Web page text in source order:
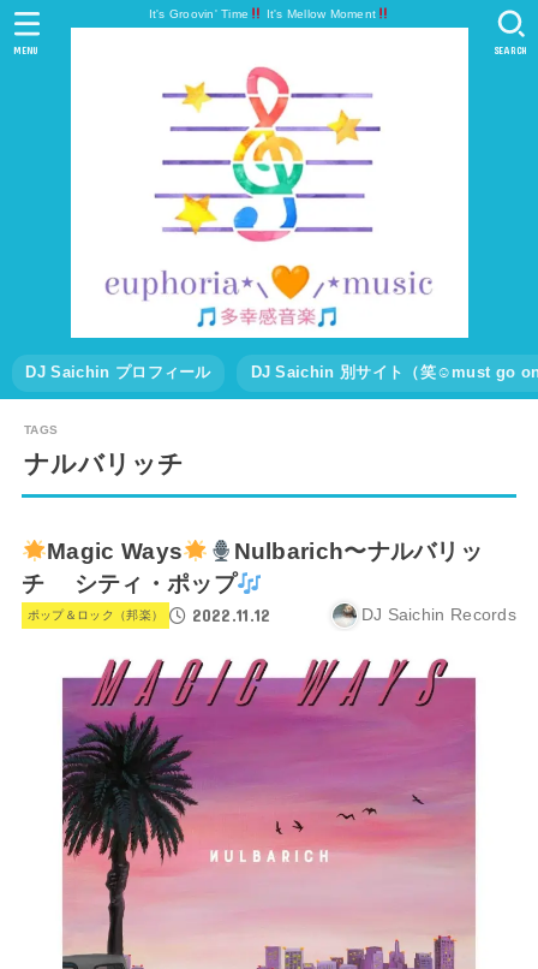
It's Groovin' Time It's Mellow Moment
DJ Saichin プロフィール DJ Saichin 別サイト（笑☺must go
SEARCH
MENU
ナルバリッチ
Magic Ways
Nulbarich〜ナルバリッ
チ シティ・ポップ
ポップ＆ロック（邦楽） 2022.11.12 DJ Saichin Records